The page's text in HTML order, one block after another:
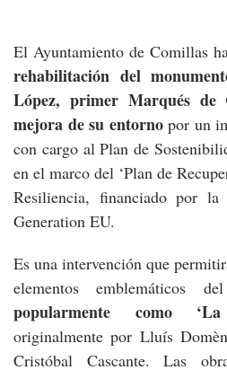
El Ayuntamiento de Comillas
rehabilitación del
López, primer Marqués de
mejora de su entornopor un
con cargo al Plan de
en el marco del ‘Plan de
Resiliencia, financiado por
Generation EU.
Es una intervención que
elementos emblemáticos
popularmente como ‘La
originalmente por Lluís
Cristóbal Cascante. Las